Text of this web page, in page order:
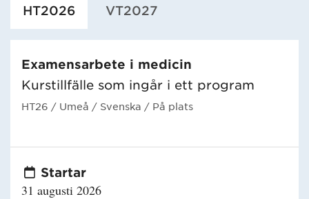
HT2026 VT2027
Examensarbete i medicin
Kurstillfälle som ingår i ett program
HT26 / Umeå / Svenska / På plats
Startar
31 augusti 2026